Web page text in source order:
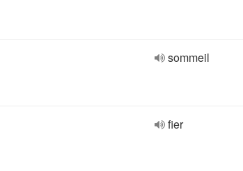
sommeil
fier